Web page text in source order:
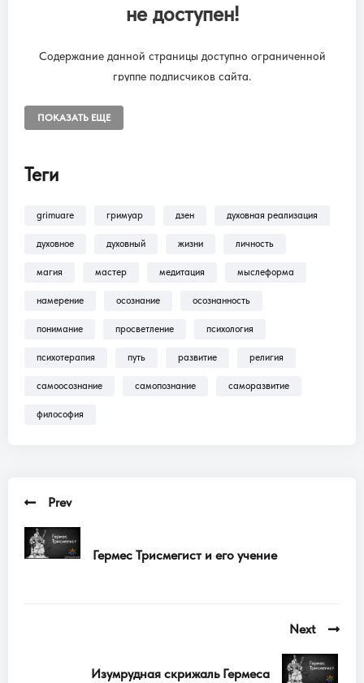
не доступен!
Содержание данной страницы доступно ограниченной
группе подписчиков сайта.
“SUBSCRIPTION ONLINE LIBRARY GRIMUARE”
В разделеПомощь >Как оформить
подписку?!— находится пошаговая инструкция
Трансляции, Аудиокниги .
ПОКАЗАТЬ ЕЩЕ
Теги
grimuare гримуар дзен духовная реализация
духовное духовный жизни личность
магия мастер медитация мыслеформа
намерение осознание осознанность
понимание просветление психология
психотерапия путь развитие религия
самоосознание самопознание саморазвитие
философия
Prev
Гермес Трисмегист и его учение
Next
Изумрудная скрижаль Гермеса